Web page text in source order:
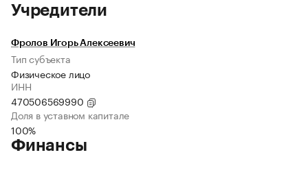
Учредители
Фролов Игорь Алексеевич
Тип субъекта
Физическое лицо
ИНН
470506569990
Доля в уставном капитале
100%
Финансы